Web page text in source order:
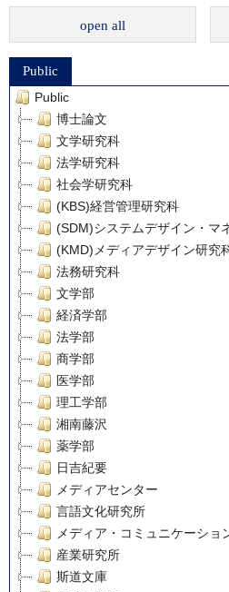
open all
Public
Public
博士論文
文学研究科
法学研究科
社会学研究科
(KBS)経営管理研究科
(SDM)システムデザイン・マ
(KMD)メディアデザイン研究
法務研究科
文学部
経済学部
法学部
商学部
医学部
理工学部
湘南藤沢
薬学部
日吉紀要
メディアセンター
言語文化研究所
メディア・コミュニケーショ
産業研究所
斯道文庫